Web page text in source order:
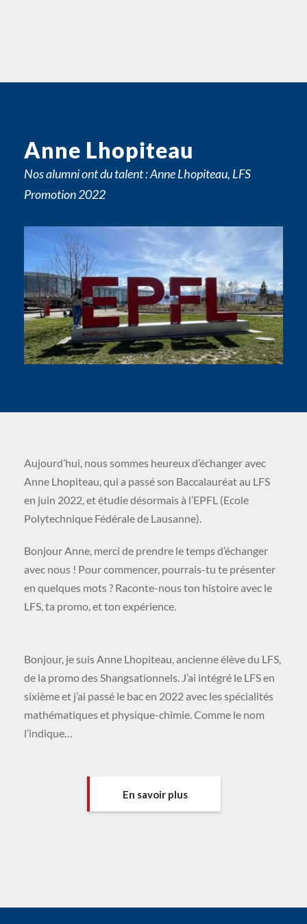
Anne Lhopiteau
Nos alumni ont du talent : Anne Lhopiteau, LFS
Promotion 2022
Aujourd’hui, nous sommes heureux d’échanger avec
Anne Lhopiteau, qui a passé son Baccalauréat au LFS
en juin 2022, et étudie désormais à l’EPFL (Ecole
Polytechnique Fédérale de Lausanne).
Bonjour Anne, merci de prendre le temps d’échanger
avec nous ! Pour commencer, pourrais-tu te présenter
en quelques mots ? Raconte-nous ton histoire avec le
LFS, ta promo, et ton expérience.
Bonjour, je suis Anne Lhopiteau, ancienne élève du LFS,
de la promo des Shangsationnels. J’ai intégré le LFS en
sixième et j’ai passé le bac en 2022 avec les spécialités
mathématiques et physique-chimie. Comme le nom
l’indique…
En savoir plus